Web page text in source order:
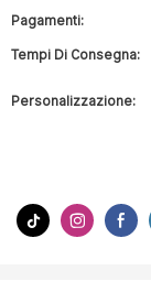
Pagamenti:
Tempi Di Consegna:
Personalizzazione: